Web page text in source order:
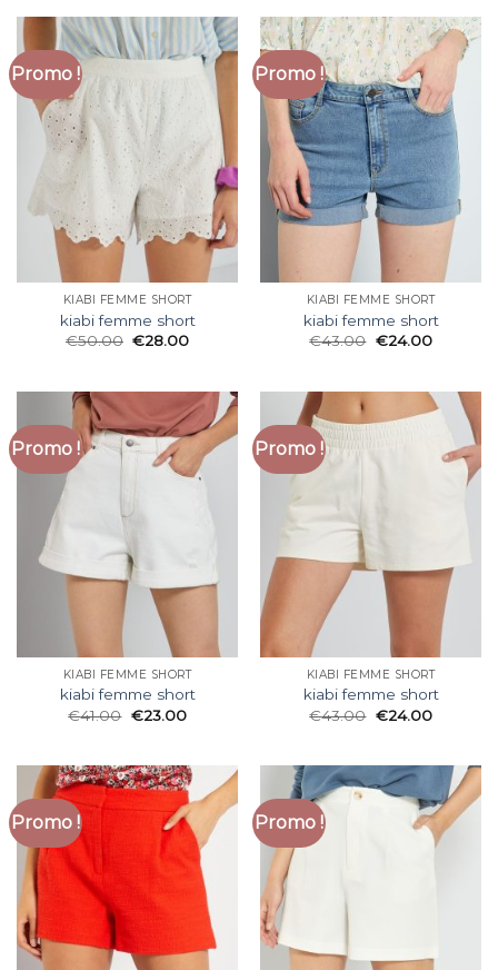
Promo !
KIABI FEMME SHORT
kiabi femme short
€50.00 €28.00
Promo !
KIABI FEMME SHORT
kiabi femme short
€43.00 €24.00
Promo !
KIABI FEMME SHORT
kiabi femme short
€41.00 €23.00
Promo !
KIABI FEMME SHORT
kiabi femme short
€43.00 €24.00
Promo ! Promo !